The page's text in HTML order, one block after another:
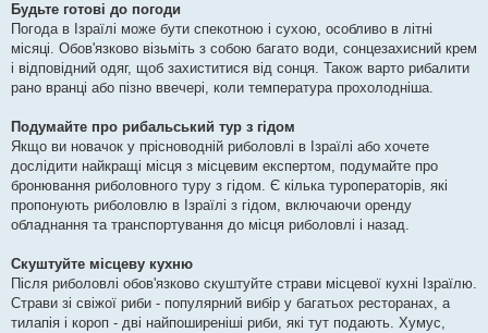
Будьте готові до погоди
Погода в Ізраїлі може бути спекотною і сухою, особливо в літні
місяці. Обов'язково візьміть з собою багато води, сонцезахисний крем
і відповідний одяг, щоб захиститися від сонця. Також варто рибалити
рано вранці або пізно ввечері, коли температура прохолодніша.
Подумайте про рибальський тур з гідом
Якщо ви новачок у прісноводній риболовлі в Ізраїлі або хочете
дослідити найкращі місця з місцевим експертом, подумайте про
бронювання риболовного туру з гідом. Є кілька туроператорів, які
пропонують риболовлю в Ізраїлі з гідом, включаючи оренду
обладнання та транспортування до місця риболовлі і назад.
Скуштуйте місцеву кухню
Після риболовлі обов'язково скуштуйте страви місцевої кухні Ізраїлю.
Страви зі свіжої риби - популярний вибір у багатьох ресторанах, а
тилапія і короп - дві найпоширеніші риби, які тут подають. Хумус,